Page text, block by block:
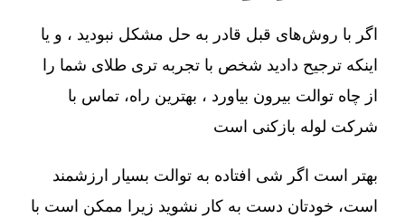
اگر با روش‌های قبل قادر به حل مشکل نبودید ، و یا
اینکه ترجیح دادید شخص با تجربه تری طلای شما را
از چاه توالت بیرون بیاورد ، بهترین راه، تماس با
شرکت لوله بازکنی است
بهتر است اگر شی افتاده به توالت بسیار ارزشمند
است، خودتان دست به کار نشوید زیرا ممکن است با